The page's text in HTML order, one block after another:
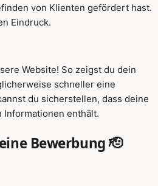
von Klienten gefördert hast.
Eindruck.
Website! So zeigst du dein
schneller eine
du sicherstellen, dass deine
Informationen enthält.
Bewerbung 🫡